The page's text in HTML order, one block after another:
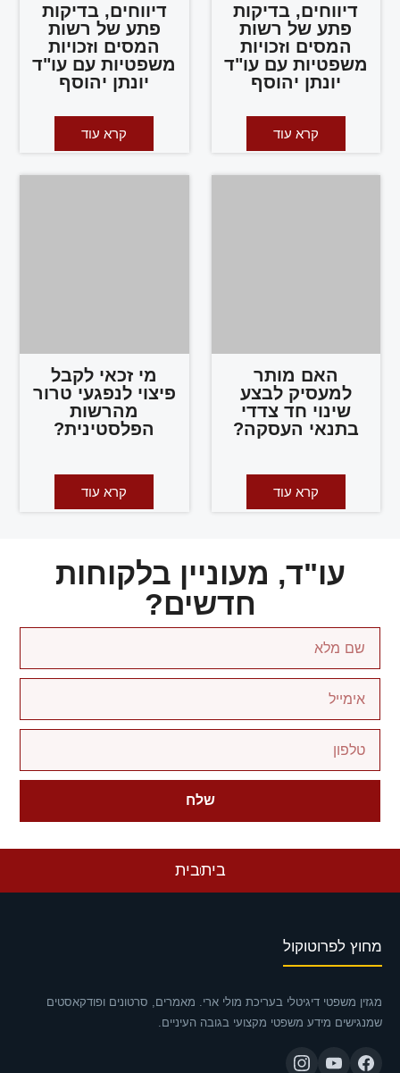
דיווחים, בדיקות
פתע של רשות
המסים וזכויות
משפטיות עם עו"ד
יונתן יהוסף
קרא עוד
דיווחים, בדיקות
פתע של רשות
המסים וזכויות
משפטיות עם עו"ד
יונתן יהוסף
קרא עוד
האם מותר
למעסיק לבצע
שינוי חד צדדי
בתנאי העסקה?
קרא עוד
מי זכאי לקבל
פיצוי לנפגעי טרור
מהרשות
הפלסטינית?
קרא עוד
עו"ד, מעוניין בלקוחות
חדשים?
שלח
ביתבית
מחוץ לפרוטוקול
מגזין משפטי דיגיטלי בעריכת מולי ארי. מאמרים, סרטונים ופודקאסטים
שמנגישים מידע משפטי מקצועי בגובה העיניים.